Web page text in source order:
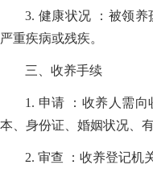
3. 健康状况 ：被领
严重疾病或残疾。
三、收养手续
1. 申请 ：收养人需
本、身份证、婚姻状况、
2. 审查 ：收养登记机